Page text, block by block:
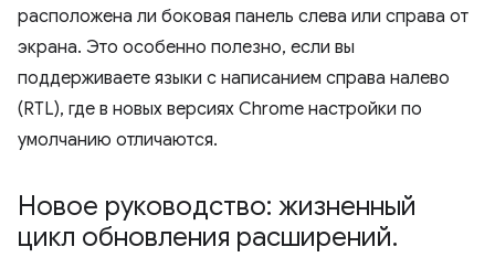
расположена ли боковая панель слева или справа от
экрана. Это особенно полезно, если вы
поддерживаете языки с написанием справа налево
(RTL), где в новых версиях Chrome настройки по
умолчанию отличаются.
Новое руководство: жизненный
цикл обновления расширений.